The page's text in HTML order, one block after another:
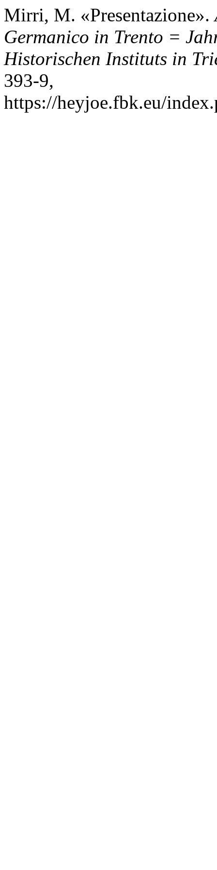
Mirri, M. «Presentazione».
Germanico in Trento =
Historischen Instituts in
393-9,
https://heyjoe.fbk.eu/